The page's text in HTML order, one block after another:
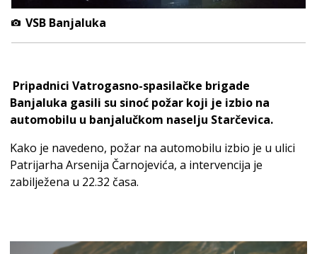
VSB Banjaluka
Pripadnici Vatrogasno-spasilačke brigade
Banjaluka gasili su sinoć požar koji je izbio na
automobilu u banjalučkom naselju Starčevica.
Kako je navedeno, požar na automobilu izbio je u ulici
Patrijarha Arsenija Čarnojevića, a intervencija je
zabilježena u 22.32 časa.